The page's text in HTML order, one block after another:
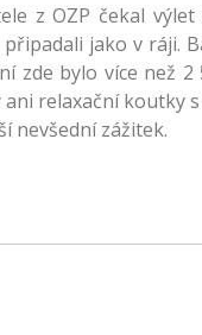
z OZP čekal
jako v ráji.
zde bylo více než
relaxační koutky
nevšední zážitek.